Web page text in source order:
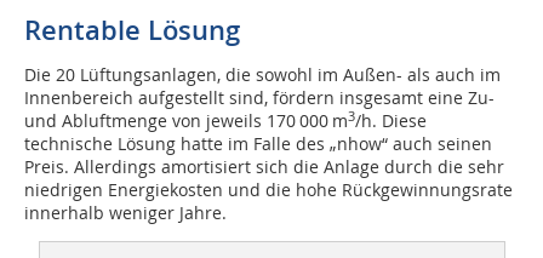
Rentable Lösung
Die 20 Lüftungsanlagen, die sowohl im Außen- als auch im
Innenbereich aufgestellt sind, fördern insgesamt eine Zu-
und Abluftmenge von jeweils 170 000 m3/h. Diese
technische Lösung hatte im Falle des „nhow“ auch seinen
Preis. Allerdings amortisiert sich die Anlage durch die sehr
niedrigen Energiekosten und die hohe Rückgewinnungsrate
innerhalb weniger Jahre.